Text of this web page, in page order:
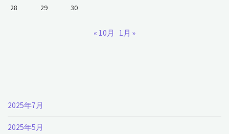
28
29 30
« 10月 1月 »
2025年7月
2025年5月